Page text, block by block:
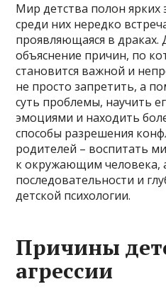
Мир детства полон
среди них нередко
проявляющаяся в драках.
объяснение причин, по
становится важной и
не просто запретить, а
суть проблемы, научить
эмоциями и находить
способы разрешения
родителей – воспитать
к окружающим человека,
последовательности и
детской психологии.
Причины
агрессии